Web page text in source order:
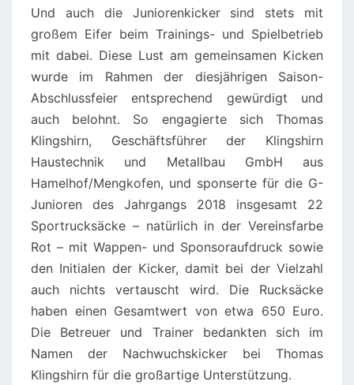
Und auch die Juniorenkicker sind stets mit
großem Eifer beim Trainings- und Spielbetrieb
mit dabei. Diese Lust am gemeinsamen Kicken
wurde im Rahmen der diesjährigen Saison-
Abschlussfeier entsprechend gewürdigt und
auch belohnt. So engagierte sich Thomas
Klingshirn, Geschäftsführer der Klingshirn
Haustechnik und Metallbau GmbH aus
Hamelhof/Mengkofen, und sponserte für die G-
Junioren des Jahrgangs 2018 insgesamt 22
Sportrucksäcke – natürlich in der Vereinsfarbe
Rot – mit Wappen- und Sponsoraufdruck sowie
den Initialen der Kicker, damit bei der Vielzahl
auch nichts vertauscht wird. Die Rucksäcke
haben einen Gesamtwert von etwa 650 Euro.
Die Betreuer und Trainer bedankten sich im
Namen der Nachwuchskicker bei Thomas
Klingshirn für die großartige Unterstützung.